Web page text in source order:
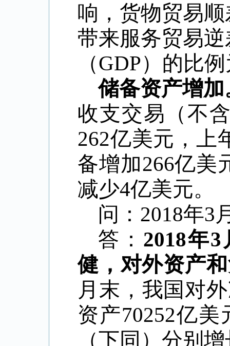
响，货物贸易
带来服务贸易
（GDP）的比
储备资产增加
收支交易（不
262亿美元，上
备增加266亿美
减少4亿美元。
问： 2018年3
答： 2018年
健，对外资产
月末，我国对
资产70252亿
（下同）分别